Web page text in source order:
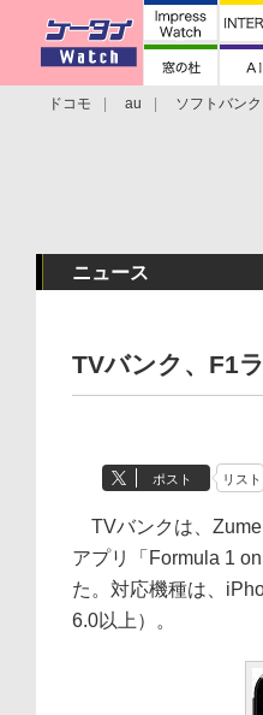
ドコモ au ソフトバンク
ニュース
TVバンク、F1
ポスト リスト
TVバンクは、Zume
アプリ「Formula 1
た。対応機種は、
6.0以上）。